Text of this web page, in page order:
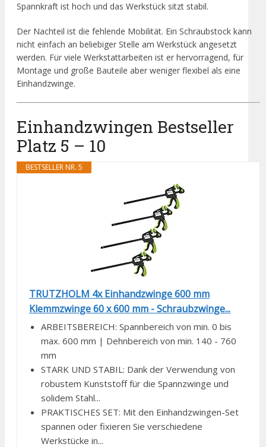
Spannkraft ist hoch und das Werkstück sitzt stabil.
Der Nachteil ist die fehlende Mobilität. Ein Schraubstock kann
nicht einfach an beliebiger Stelle am Werkstück angesetzt
werden. Für viele Werkstattarbeiten ist er hervorragend, für
Montage und große Bauteile aber weniger flexibel als eine
Einhandzwinge.
Einhandzwingen Bestseller
Platz 5 – 10
BESTSELLER NR. 5
TRUTZHOLM 4x Einhandzwinge 600 mm
Klemmzwinge 60 x 600 mm - Schraubzwinge...
ARBEITSBEREICH: Spannbereich von min. 0 bis
max. 600 mm | Dehnbereich von min. 140 - 760
mm
STARK UND STABIL: Dank der Verwendung von
robustem Kunststoff für die Spannzwinge und
solidem Stahl...
PRAKTISCHES SET: Mit den Einhandzwingen-Set
spannen oder fixieren Sie verschiedene
Werkstücke in...